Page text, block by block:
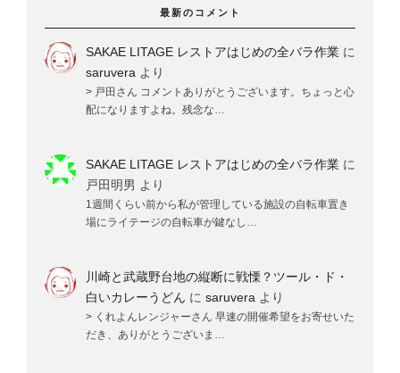
最新のコメント
SAKAE LITAGE レストアはじめの全バラ作業に
saruvera より
> 戸田さん コメントありがとうございます。ちょっと心
配になりますよね。残念な…
SAKAE LITAGE レストアはじめの全バラ作業に
戸田明男 より
1週間くらい前から私が管理している施設の自転車置き
場にライテージの自転車が鍵なし…
川崎と武蔵野台地の縦断に戦慄？ツール・ド・
白いカレーうどん に saruvera より
> くれよんレンジャーさん 早速の開催希望をお寄せいた
だき、ありがとうございま…